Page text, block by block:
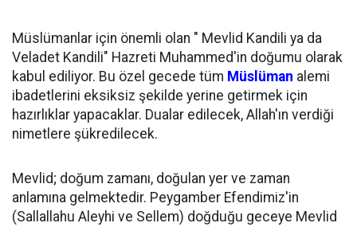
Müslümanlar için önemli olan " Mevlid Kandili ya da
Veladet Kandili" Hazreti Muhammed'in doğumu olarak
kabul ediliyor. Bu özel gecede tüm Müslüman alemi
ibadetlerini eksiksiz şekilde yerine getirmek için
hazırlıklar yapacaklar. Dualar edilecek, Allah'ın verdiği
nimetlere şükredilecek.
Mevlid; doğum zamanı, doğulan yer ve zaman
anlamına gelmektedir. Peygamber Efendimiz'in
(Sallallahu Aleyhi ve Sellem) doğduğu geceye Mevlid